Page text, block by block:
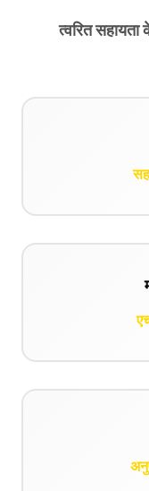
त्वरित